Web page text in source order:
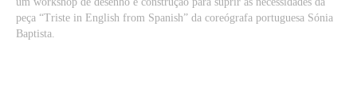
peça “Triste in English from Spanish” da coreógrafa portuguesa Sónia
Baptista.